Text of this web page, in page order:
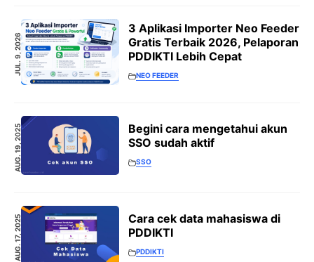
JUL. 9, 2026
3 Aplikasi Importer Neo Feeder
Gratis Terbaik 2026, Pelaporan
PDDIKTI Lebih Cepat
NEO FEEDER
AUG. 19, 2025
Begini cara mengetahui akun
SSO sudah aktif
SSO
AUG. 17, 2025
Cara cek data mahasiswa di
PDDIKTI
PDDIKTI